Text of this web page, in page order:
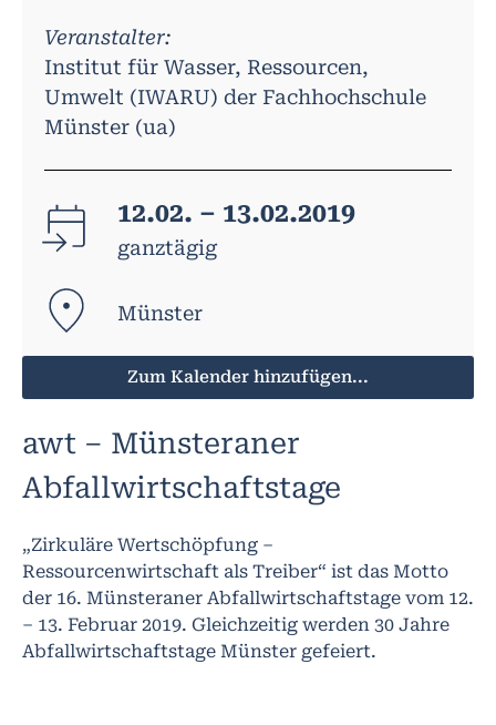
Veranstalter:
Institut für Wasser, Ressourcen,
Umwelt (IWARU) der Fachhochschule
Münster (ua)
12.02. – 13.02.2019
ganztägig
Münster
Zum Kalender hinzufügen...
awt – Münsteraner
Abfallwirtschaftstage
„Zirkuläre Wertschöpfung –
Ressourcenwirtschaft als Treiber“ ist das Motto
der 16. Münsteraner Abfallwirtschaftstage vom 12.
– 13. Februar 2019. Gleichzeitig werden 30 Jahre
Abfallwirtschaftstage Münster gefeiert.